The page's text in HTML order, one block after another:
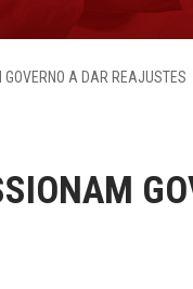
A DAR REAJUSTES